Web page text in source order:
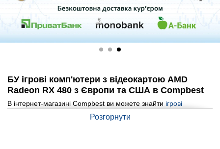
БУ ігрові комп'ютери з відеокартою AMD
Radeon RX 480 з Європи та США в Compbest
В інтернет-магазині Compbest ви можете знайти ігрові
комп'ютериз відеокартою AMD Radeon RX 480, які
привозяться як з Європи, так і зі США. Ці комп'ютери ідеально
Розгорнути